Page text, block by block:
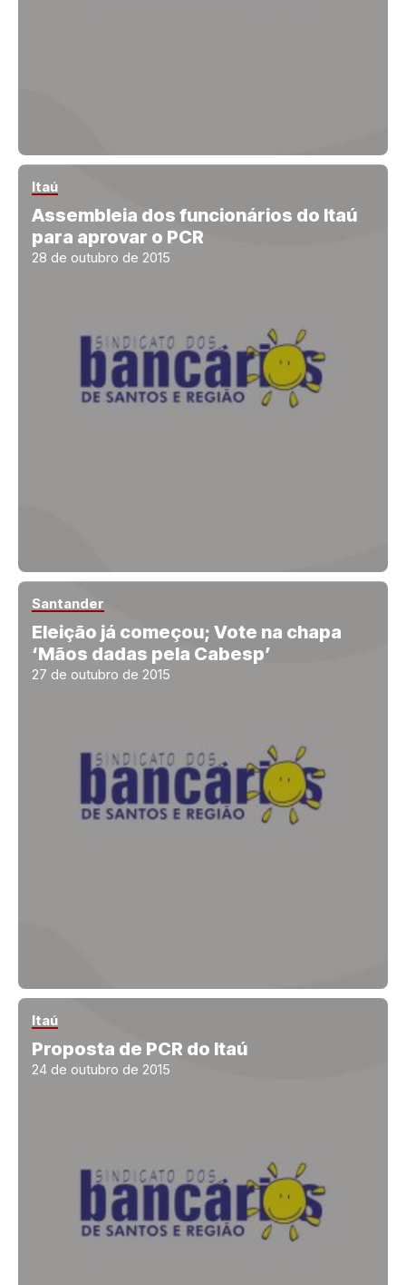
Itaú
Assembleia dos funcionários do Itaú
para aprovar o PCR
28 de outubro de 2015
Santander
Eleição já começou; Vote na chapa
‘Mãos dadas pela Cabesp’
27 de outubro de 2015
Itaú
Proposta de PCR do Itaú
24 de outubro de 2015